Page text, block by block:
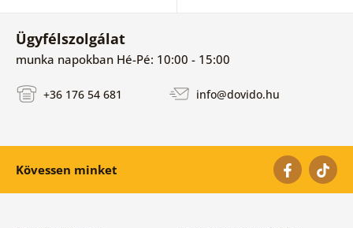
Ügyfélszolgálat
munka napokban Hé-Pé: 10:00 - 15:00
+36 176 54 681 info@dovido.hu
Kövessen minket